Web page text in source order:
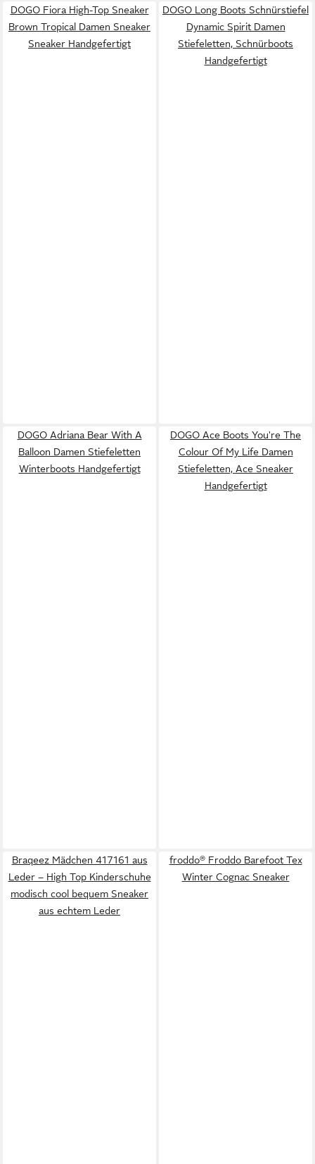
DOGO Fiora High-Top Sneaker
Brown Tropical Damen Sneaker
Sneaker Handgefertigt
DOGO Long Boots Schnürstiefel
Dynamic Spirit Damen
Stiefeletten, Schnürboots
Handgefertigt
DOGO Adriana Bear With A
Balloon Damen Stiefeletten
Winterboots Handgefertigt
DOGO Ace Boots You're The
Colour Of My Life Damen
Stiefeletten, Ace Sneaker
Handgefertigt
Braqeez Mädchen 417161 aus
Leder – High Top Kinderschuhe
modisch cool bequem Sneaker
aus echtem Leder
froddo® Froddo Barefoot Tex
Winter Cognac Sneaker